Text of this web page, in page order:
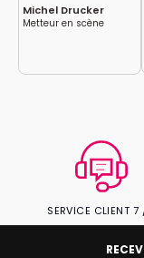
Michel Drucker
Metteur en scène
SERVICE CLIENT 7